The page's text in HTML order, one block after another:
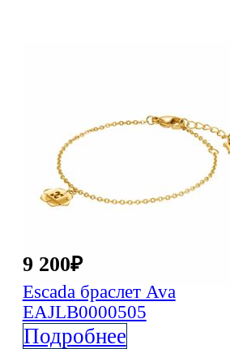
9 200₽
Escada браслет Ava
EAJLB0000505
Подробнее